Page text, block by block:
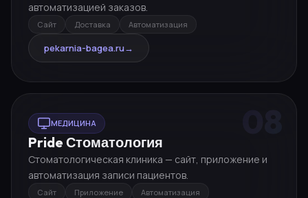
автоматизацией заказов.
Сайт Доставка Автоматизация
pekarnia-bagea.ru→
МЕДИЦИНА
Pride Стоматология
Стоматологическая клиника — сайт, приложение и
автоматизация записи пациентов.
Сайт Приложение Автоматизация